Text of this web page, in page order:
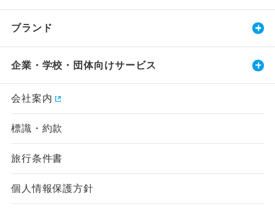
ブランド
企業・学校・団体向けサービス
会社案内
標識・約款
旅行条件書
個人情報保護方針